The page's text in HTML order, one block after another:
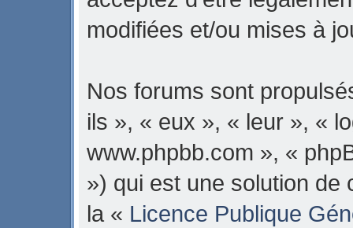
modifiées et/ou mises à
Nos forums sont
ils », « eux », « leur », «
www.phpbb.com », «
») qui est une solution de
la « Licence Publique